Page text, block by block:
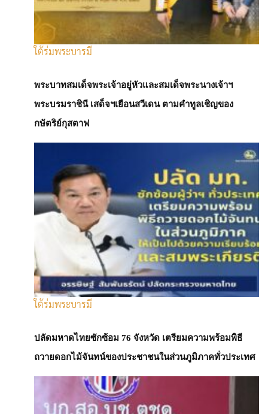
ใต้ร่มพระบารมี
พระบาทสมเด็จพระเจ้าอยู่หัวและสมเด็จพระนางเจ้าฯ
พระบรมราชินี เสด็จฯเยือนสวีเดน ตามคำทูลเชิญของ
กษัตริย์กุสตาฟ
ใต้ร่มพระบารมี
ปลัดมหาดไทยซักซ้อม 76 จังหวัด เตรียมความพร้อมพิธี
ถวายดอกไม้จันทน์ของประชาชนในส่วนภูมิภาคทั่วประเทศ
เศรษฐกิจโลก
“เอกนิติ” หนึ่งเดียวจากอาเซียน ร่วมเสวนาเศษฐ
กิจบนเวทีการเงินโลก
เศรษฐกิจโลก
ตะวันออกกลาง ย้ำไม่ให้กระทบประชาชน พร้อม
เสริมความมั่นคงพลังงานประเทศ